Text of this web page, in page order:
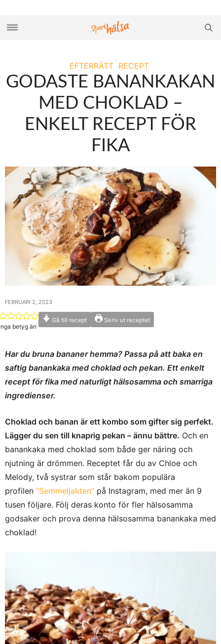
EFTERRÄTT RECEPT
GODASTE BANANKAKAN
MED CHOKLAD –
ENKELT RECEPT FÖR
FIKA
FEBRUARI 2, 2023
betyg än
Gå till recept Skriv ut receptet
Har du bruna bananer hemma? Passa på att baka en
saftig banankaka med choklad och pekan. Ett enkelt
recept för fika med naturligt hälsosamma och smarriga
ingredienser.
Choklad och banan är ett kombo som gifter sig perfekt.
Lägger du sen till knaprig pekan – ännu bättre. Och en
banankaka med choklad som både ger näring och
njutning är drömmen. Receptet får du av Chloe och
Melody, två systrar som står bakom populära
profilen “Semmeljakten” på Instagram, med mer än 9
tusen följare. Följ deras konto för fler hälsosamma
godsaker och prova denna hälsosamma banankaka med
choklad!